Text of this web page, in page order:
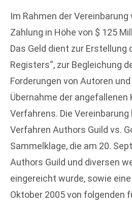
Im Rahmen der Vereinbarung
Zahlung in Höhe von $ 125
Das Geld dient zur Erstellung
Registers“, zur Begleichung
Forderungen von Autoren
Übernahme der angefallenen
Verfahrens. Die
Verfahren Authors Guild vs.
Sammelklage, die am 20.
Authors Guild und diversen
eingereicht wurde, sowie eine
Oktober 2005 von folgenden